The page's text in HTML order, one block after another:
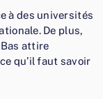
à des universités
De plus,
attire
qu’il faut savoir